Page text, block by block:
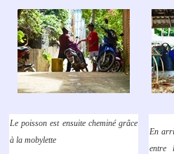
Le poisson est ensuite cheminé grâce
à la mobylette
En
entre